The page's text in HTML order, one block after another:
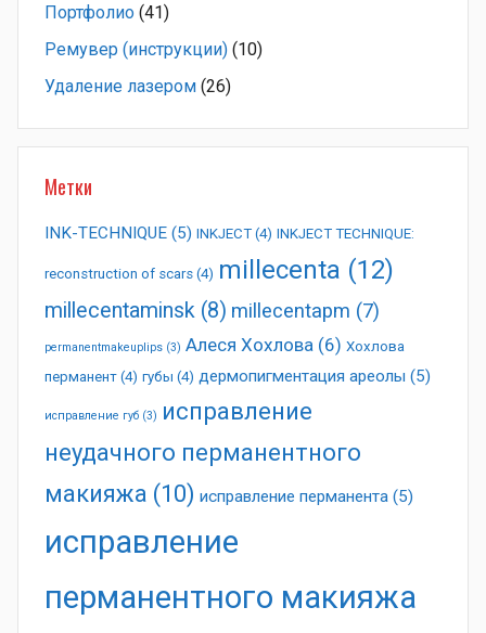
Портфолио (41)
Ремувер (инструкции) (10)
Удаление лазером (26)
Метки
INK-TECHNIQUE (5) INKJECT (4) INKJECT TECHNIQUE:
reconstruction of scars (4) millecenta (12)
millecentaminsk (8) millecentapm (7)
permanentmakeuplips (3) Алеся Хохлова (6) Хохлова
перманент (4) губы (4) дермопигментация ареолы (5)
исправление губ (3) исправление
неудачного перманентного
макияжа (10) исправление перманента (5)
исправление
перманентного макияжа